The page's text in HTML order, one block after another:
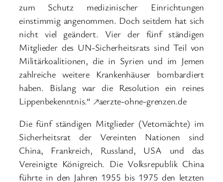
zum Schutz medizinischer Einrichtungen
einstimmig angenommen. Doch seitdem hat sich
nicht viel geändert. Vier der fünf ständigen
Mitglieder des UN-Sicherheitsrats sind Teil von
Militärkoalitionen, die in Syrien und im Jemen
zahlreiche weitere Krankenhäuser bombardiert
haben. Bislang war die Resolution ein reines
Lippenbekenntnis.“ ↗aerzte-ohne-grenzen.de
Die fünf ständigen Mitglieder (Vetomächte) im
Sicherheitsrat der Vereinten Nationen sind
China, Frankreich, Russland, USA und das
Vereinigte Königreich. Die Volksrepublik China
führte in den Jahren 1955 bis 1975 den letzten